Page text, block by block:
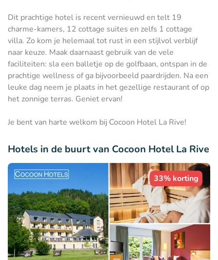
Dit prachtige hotel is recent vernieuwd en telt 19
charme-kamers, 12 cottage suites en zelfs 1 cottage
villa. Zo kom je helemaal tot rust in een stijlvol verblijf
naar keuze. Maak daarnaast gebruik van de vele
faciliteiten: sla een balletje op de golfbaan, ontspan in de
prachtige wellness of ga bijvoorbeeld paardrijden. Na een
leuke dag neem je plaats in het gezellige restaurant of op
het zonnige terras. Geniet ervan!
Je bent van harte welkom bij Cocoon Hotel La Rive!
Hotels in de buurt van Cocoon Hotel La Rive
33% korting